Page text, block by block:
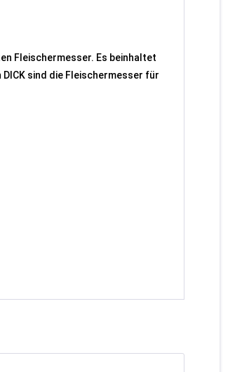
Fleischermesser. Es beinhaltet
sind die Fleischermesser für